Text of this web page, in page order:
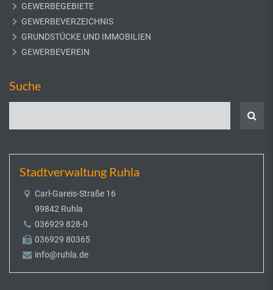
GEWERBEGEBIETE
GEWERBEVERZEICHNIS
GRUNDSTÜCKE UND IMMOBILIEN
GEWERBEVEREIN
Suche
Stadtverwaltung Ruhla
Carl-Gareis-Straße 16
99842 Ruhla
036929 828-0
036929 80365
info@ruhla.de